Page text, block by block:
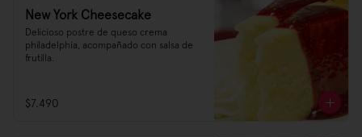
New York Cheesecake
Delicioso postre de queso crema
philadelphia, acompañado con salsa de
frutilla.
$7.490